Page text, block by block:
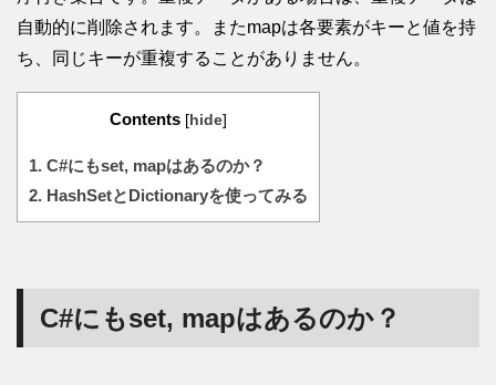
自動的に削除されます。またmapは各要素がキーと値を持
ち、同じキーが重複することがありません。
Contents [ hide]
1. C#にもset, mapはあるのか？
2. HashSetとDictionaryを使ってみる
C#にもset, mapはあるのか？